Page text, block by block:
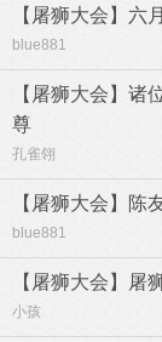
【屠狮大会】六
blue881
【屠狮大会】诸
尊
孔雀翎
【屠狮大会】陈
blue881
【屠狮大会】屠
小孩